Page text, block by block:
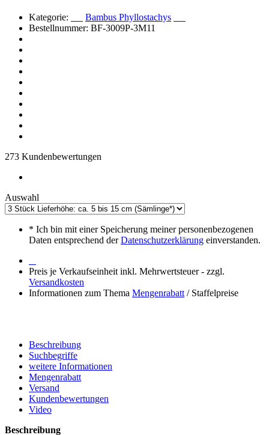
Kategorie:
Bambus Phyllostachys
Bestellnummer: BF-3009P-3M11
273 Kundenbewertungen
Auswahl
* Ich bin mit einer Speicherung meiner personenbezogenen
Daten entsprechend derDatenschutzerklärung einverstanden.
Preis je Verkaufseinheit inkl. Mehrwertsteuer - zzgl.
Versandkosten
Informationen zum Thema Mengenrabatt / Staffelpreise
Beschreibung
Suchbegriffe
weitere Informationen
Mengenrabatt
Versand
Kundenbewertungen
Video
Beschreibung